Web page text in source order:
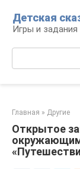
контенту
Детская
Игры и
Главная » Другие
Открытое
окружающим